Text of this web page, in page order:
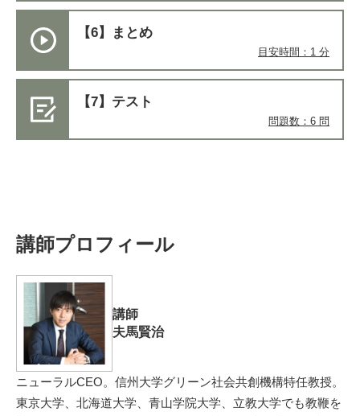
【6】まとめ
目安時間：1 分
【7】テスト
問題数：6 問
講師プロフィール
講師
夫馬賢治
ニューラルCEO。信州大学グリーン社会共創機構特任教授。
東京大学、北海道大学、青山学院大学、立教大学でも教鞭を